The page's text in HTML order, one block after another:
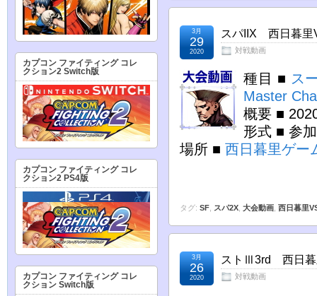
スパIIX 西日暮
対戦動画
3月
29
2020
種目 ■ ス
Master
概要 ■
形式 ■ 参
場所 ■ 西日暮里ゲー
タグ: SF スパ2X 大会動画 西日暮里
ストⅢ3rd 西日
対戦動画
3月
26
2020
カプコン ファイティング コレ
クション2 Switch版
カプコン ファイティング コレ
クション2 PS4版
カプコン ファイティング コレ
クション Switch版